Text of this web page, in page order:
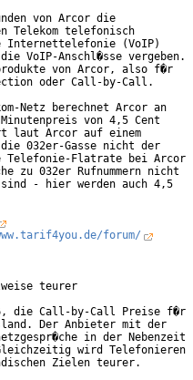
von Arcor die
Telekom telefonisch
Internettelefonie (VoIP)
VoIP-Anschl�sse vergeben.
von Arcor, also f�r
oder Call-by-Call.
Netz berechnet Arcor an
von 4,5 Cent
laut Arcor auf einem
032er-Gasse nicht der
Telefonie-Flatrate bei Arcor
zu 032er Rufnummern nicht
sind - hier werden auch 4,5
forum/
teurer
die Call-by-Call Preise f�r
Der Anbieter mit der
in der Nebenzeit
wird Telefonieren
Zielen teurer.